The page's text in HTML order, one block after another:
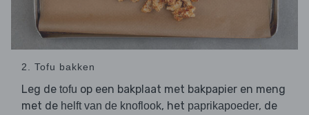
2. Tofu bakken
Leg de tofu op een bakplaat met bakpapier en meng
met de helft van de knoflook, het paprikapoeder, de